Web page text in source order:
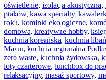
oświetlenie, izolacja akustyczna,
ptaków, kawa specialty,
roku, kominki ekologiczne,
domowa, kreatywne hobby,
kuchnia koreańska, kuchnia
Mazur, kuchnia regionalna
zero waste, kuchnia żydowska,
loty czarterowe, lunchbox do
relaksacyjny, masaż sportowy,